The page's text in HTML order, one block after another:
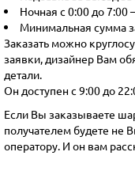
Ночная с 0:00 до 7:00
Минимальная сумма
Заказать можно
заявки, дизайнер Вам
детали.
Он доступен с 9:00 до
Если Вы заказываете
получателем будете не
оператору. И он вам